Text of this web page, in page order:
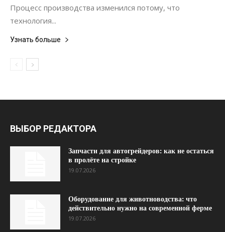
Процесс производства изменился потому, что
технология...
Узнать больше
ВЫБОР РЕДАКТОРА
Запчасти для автогрейдеров: как не остаться
в пролёте на стройке
19.07.2026
Оборудование для животноводства: что
действительно нужно на современной ферме
19.07.2026